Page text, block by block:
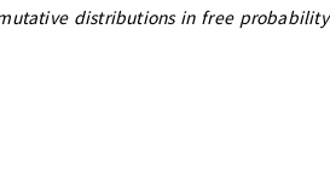
distributions in free probability